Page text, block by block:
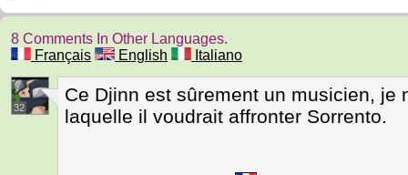
8 Comments In Other Languages.
Français
English Italiano
32
Ce Djinn est sûrement un musicien, je
laquelle il voudrait affronter Sorrento.